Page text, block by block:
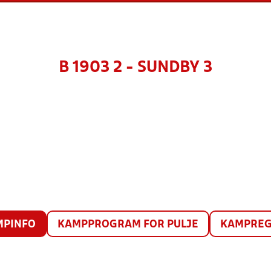
B 1903 2 - SUNDBY 3
KAMPPROGRAM FOR PULJE